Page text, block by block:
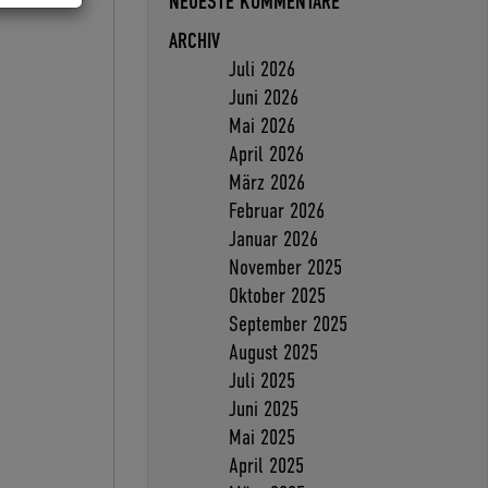
ARCHIV
Juli 2026
Juni 2026
Mai 2026
April 2026
März 2026
Februar 2026
Januar 2026
November 2025
Oktober 2025
September 2025
August 2025
Juli 2025
Juni 2025
Mai 2025
April 2025